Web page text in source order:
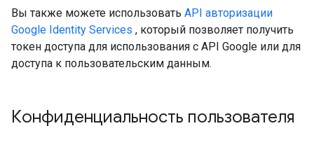
Вы также можете использовать API авторизации
Google Identity Services , который позволяет получить
токен доступа для использования с API Google или для
доступа к пользовательским данным.
Конфиденциальность пользователя